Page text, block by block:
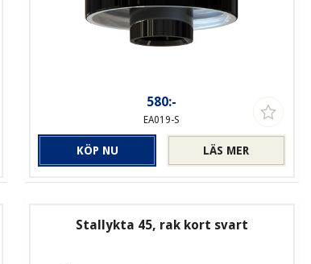
580:-
EA019-S
LÄS MER
KÖP NU
Stallykta 45, rak kort svart